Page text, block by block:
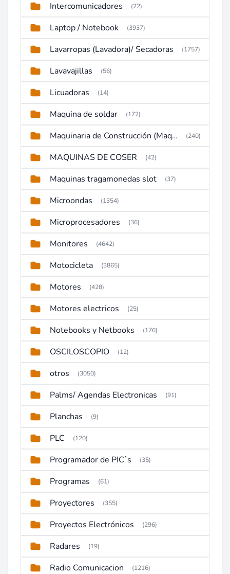
Intercomunicadores (22)
Laptop / Notebook (3937)
Lavarropas (Lavadora)/ Secadoras (1757)
Lavavajillas (56)
Licuadoras (14)
Maquina de soldar (172)
Maquinaria de Construcción (Maquinaria Pesada) (240)
MAQUINAS DE COSER (42)
Maquinas tragamonedas slot (37)
Microondas (1354)
Microprocesadores (36)
Monitores (4642)
Motocicleta (3865)
Motores (428)
Motores electricos (25)
Notebooks y Netbooks (176)
OSCILOSCOPIO (12)
otros (3050)
Palms/ Agendas Electronicas (91)
Planchas (9)
PLC (120)
Programador de PIC`s (35)
Programas (61)
Proyectores (355)
Proyectos Electrónicos (296)
Radares (19)
Radio Comunicacion (1216)